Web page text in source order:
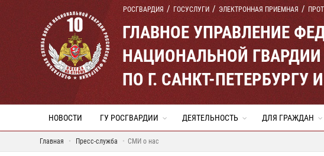
РОСГВАРДИЯ ГОСУСЛУГИ ЭЛЕКТРОННАЯ ПРИЕМНАЯ
ГЛАВНОЕ УПРАВЛЕНИЕ
НАЦИОНАЛЬНОЙ
ПО Г. САНКТ-ПЕТЕРБУРГУ
НОВОСТИ ГУ РОСГВАРДИИ ДЕЯТЕЛЬНОСТЬ ДЛЯ ГРАЖДАН
Главная Пресс-служба СМИ о нас